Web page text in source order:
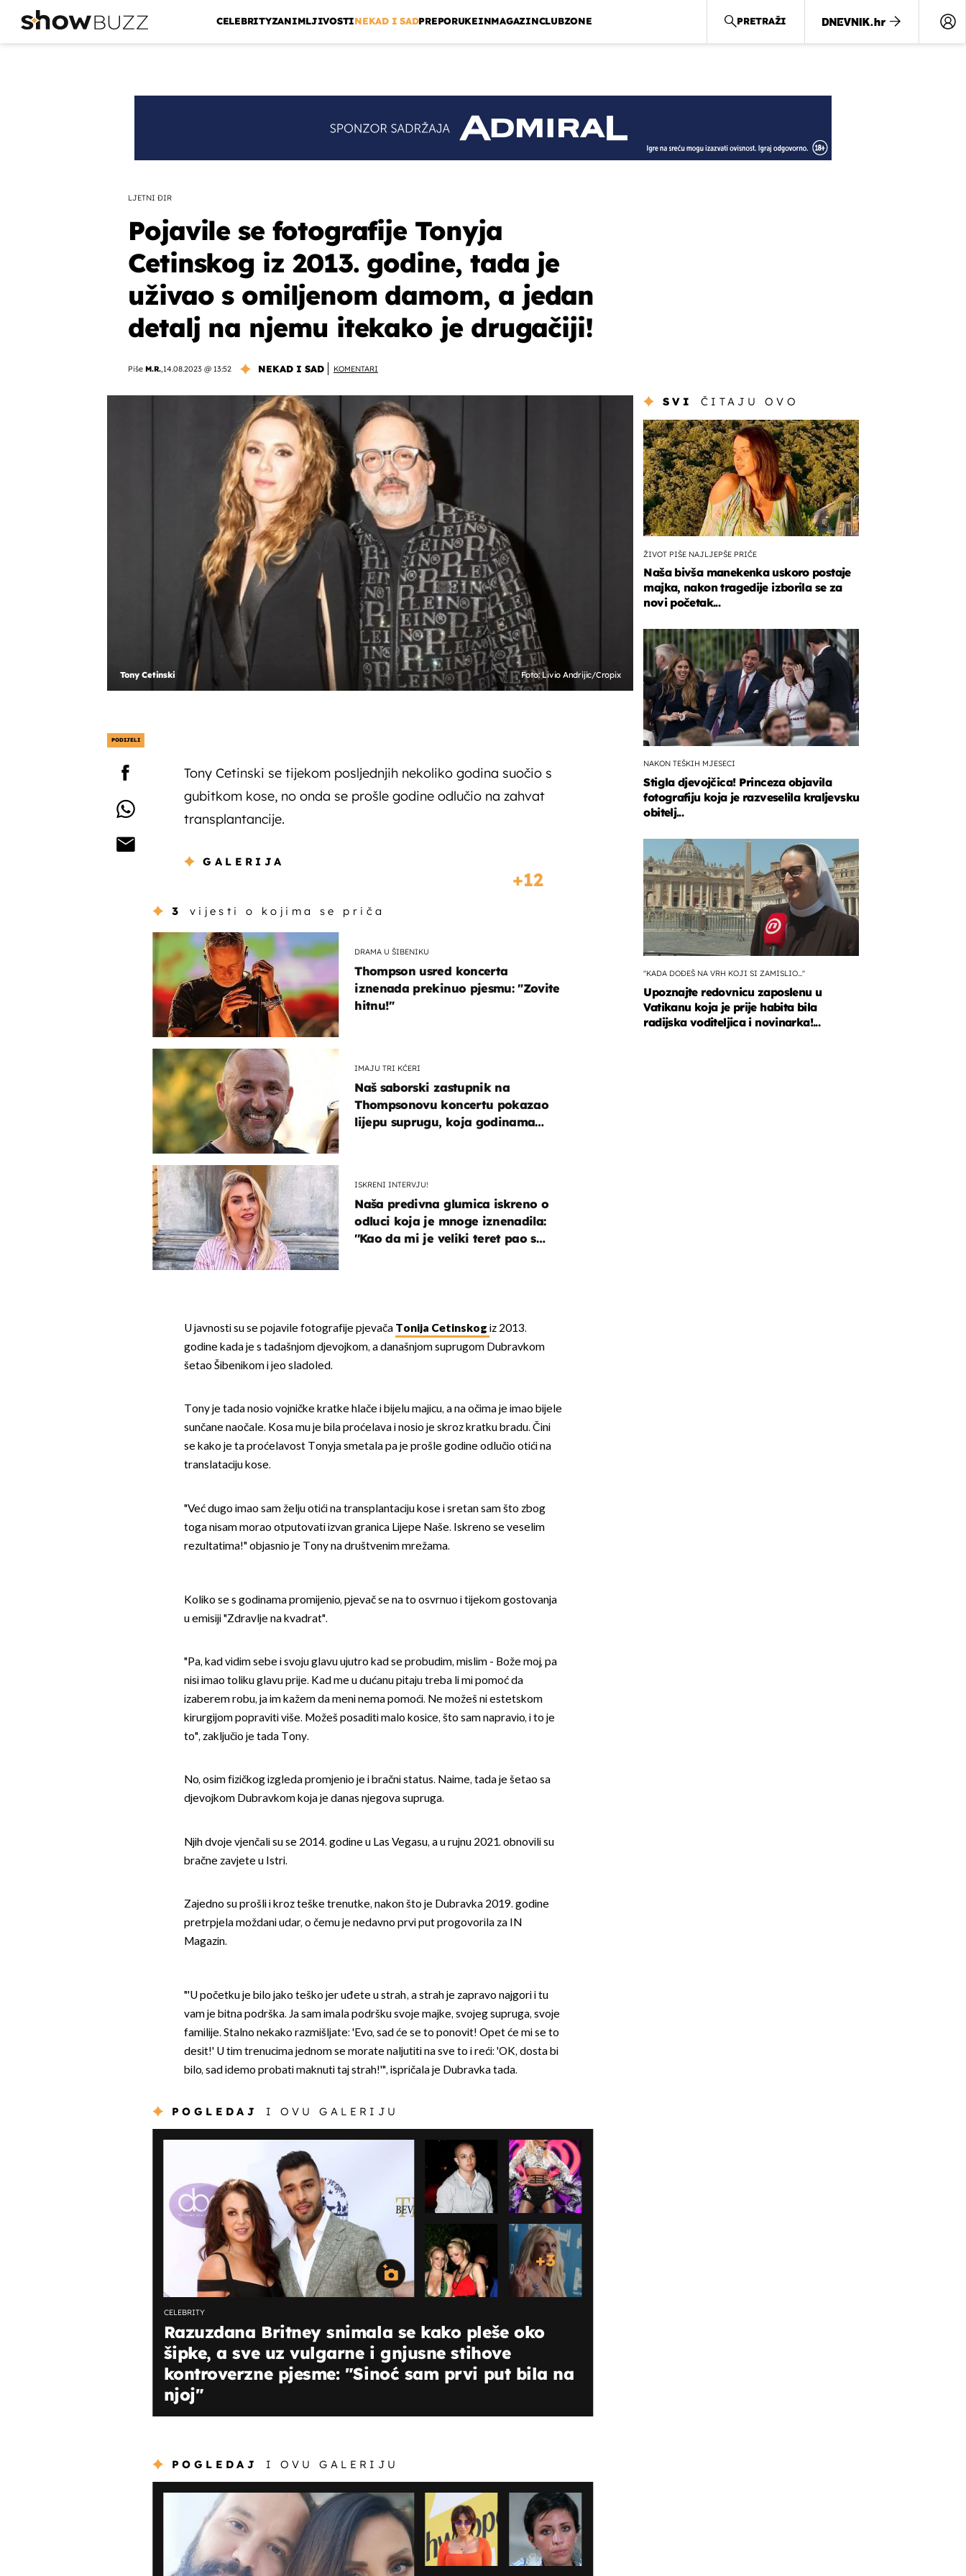
CELEBRITYZANIMLJIVOSTINEKAD I SADPREPORUKEINMAGAZINCLUBZONE PRETRAŽI
LJETNI ĐIR
Pojavile se fotografije Tonyja
Cetinskog iz 2013. godine, tada je
uživao s omiljenom damom, a jedan
detalj na njemu itekako je drugačiji!
Piše M.R.,14.08.2023 @ 13:52 NEKAD I SAD KOMENTARI
Tony Cetinski Foto: Livio Andrijic/Cropix
PODIJELI
Tony Cetinski se tijekom posljednjih nekoliko godina suočio s
gubitkom kose, no onda se prošle godine odlučio na zahvat
transplantancije.
GALERIJA
12
3 vijesti o kojima se priča
DRAMA U ŠIBENIKU
Thompson usred koncerta
iznenada prekinuo pjesmu: "Zovite
hitnu!"
IMAJU TRI KĆERI
Naš saborski zastupnik na
Thompsonovu koncertu pokazao
lijepu suprugu, koja godinama
ISKRENI INTERVJU!
Naša predivna glumica iskreno o
odluci koja je mnoge iznenadila:
''Kao da mi je veliki teret pao s
U javnosti su se pojavile fotografije pjevača Tonija Cetinskog iz 2013.
godine kada je s tadašnjom djevojkom, a današnjom suprugom Dubravkom
šetao Šibenikom i jeo sladoled.
Tony je tada nosio vojničke kratke hlače i bijelu majicu, a na očima je imao bijele
sunčane naočale. Kosa mu je bila proćelava i nosio je skroz kratku bradu. Čini
se kako je ta proćelavost Tonyja smetala pa je prošle godine odlučio otići na
translataciju kose.
"Već dugo imao sam želju otići na transplantaciju kose i sretan sam što zbog
toga nisam morao otputovati izvan granica Lijepe Naše. Iskreno se veselim
rezultatima!" objasnio je Tony na društvenim mrežama.
Koliko se s godinama promijenio, pjevač se na to osvrnuo i tijekom gostovanja
u emisiji "Zdravlje na kvadrat".
"Pa, kad vidim sebe i svoju glavu ujutro kad se probudim, mislim - Bože moj, pa
nisi imao toliku glavu prije. Kad me u dućanu pitaju treba li mi pomoć da
izaberem robu, ja im kažem da meni nema pomoći. Ne možeš ni estetskom
kirurgijom popraviti više. Možeš posaditi malo kosice, što sam napravio, i to je
to", zaključio je tada Tony.
No, osim fizičkog izgleda promjenio je i bračni status. Naime, tada je šetao sa
djevojkom Dubravkom koja je danas njegova supruga.
Njih dvoje vjenčali su se 2014. godine u Las Vegasu, a u rujnu 2021. obnovili su
bračne zavjete u Istri.
Zajedno su prošli i kroz teške trenutke, nakon što je Dubravka 2019. godine
pretrpjela moždani udar, o čemu je nedavno prvi put progovorila za IN
Magazin.
"'U početku je bilo jako teško jer uđete u strah, a strah je zapravo najgori i tu
vam je bitna podrška. Ja sam imala podršku svoje majke, svojeg supruga, svoje
familije. Stalno nekako razmišljate: 'Evo, sad će se to ponovit! Opet će mi se to
desit!' U tim trenucima jednom se morate naljutiti na sve to i reći: 'OK, dosta bi
bilo, sad idemo probati maknuti taj strah!'", ispričala je Dubravka tada.
POGLEDAJ I OVU GALERIJU
+3
CELEBRITY
Razuzdana Britney snimala se kako pleše oko
šipke, a sve uz vulgarne i gnjusne stihove
kontroverzne pjesme: "Sinoć sam prvi put bila na
njoj"
POGLEDAJ I OVU GALERIJU
SVI ČITAJU OVO
ŽIVOT PIŠE NAJLJEPŠE PRIČE
Naša bivša manekenka uskoro postaje
majka, nakon tragedije izborila se za
novi početak...
NAKON TEŠKIH MJESECI
Stigla djevojčica! Princeza objavila
fotografiju koja je razveselila kraljevsku
obitelj...
"KADA DOĐEŠ NA VRH KOJI SI ZAMISLIO..."
Upoznajte redovnicu zaposlenu u
Vatikanu koja je prije habita bila
radijska voditeljica i novinarka!...